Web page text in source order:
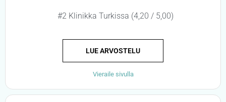
#2 Klinikka Turkissa (4,20 / 5,00)
LUE ARVOSTELU
Vieraile sivulla